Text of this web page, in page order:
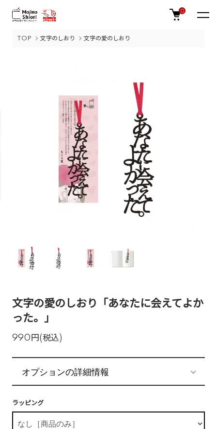
0
TOP 文字のしおり 文字の愛のしおり
文字の愛のしおり「あなたに会えてよか
った。」
990円(税込)
オプションの詳細情報
ラッピング